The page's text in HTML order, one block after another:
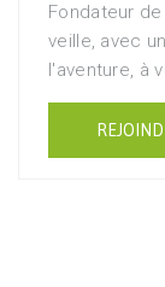
Fondateur
veille, avec
l'aventure, à